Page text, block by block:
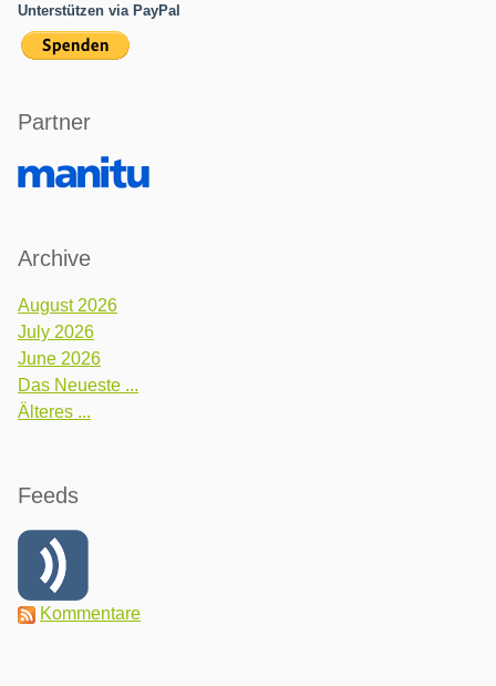
Unterstützen via PayPal
Partner
Archive
August 2026
July 2026
June 2026
Das Neueste ...
Älteres ...
Feeds
Kommentare